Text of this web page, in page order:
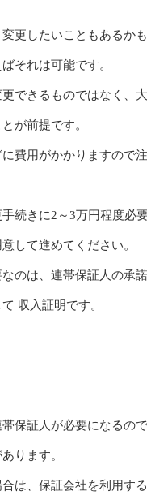
更したいこともあるか
それは可能です。
できるものではなく、
が前提です。
費用がかかりますので
続きに2～3万円程度必
して進めてください。
のは、連帯保証人の承
収入証明です。
保証人が必要になるの
ります。
は、保証会社を利用す